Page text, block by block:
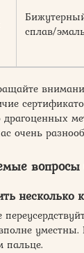
сплав/
драгоценных
очень
вопросы
несколько
уместны.
пальце.